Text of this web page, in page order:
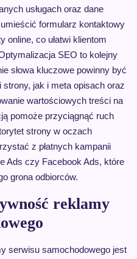
usługach oraz dane
formularz kontaktowy
online, co ułatwi klientom
SEO to kolejny
słowa kluczowe powinny być
jak i meta opisach oraz
wartościowych treści na
pomoże przyciągnąć ruch
strony w oczach
z płatnych kampanii
Ads czy Facebook Ads, które
grona odbiorców.
reklamy
serwisu samochodowego jest